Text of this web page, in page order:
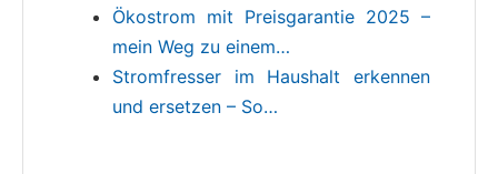
Ökostrom mit Preisgarantie 2025 –
mein Weg zu einem…
Stromfresser im Haushalt erkennen
und ersetzen – So…